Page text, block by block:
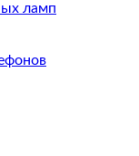
ламп